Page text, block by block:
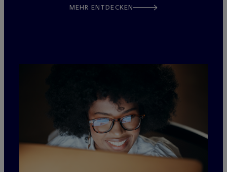
MEHR ENTDECKEN